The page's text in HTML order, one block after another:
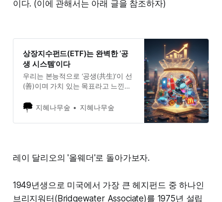
이다. (이에 관해서는 아래 글을 참조하자)
상장지수펀드(ETF)는 완벽한 ‘공
생 시스템’이다
우리는 본능적으로 ‘공생(共生)‘이 선
(善)이며 가치 있는 목표라고 느낀다.
성공적인 공생 시스템을 의도적으로
무엇보다 어려운 과제였다. 수많은
로 관리하지 못했기 때문이다. 특히
지혜나무숲 지혜나무숲
레이 달리오의 '올웨더'로 돌아가보자.
1949년생으로 미국에서 가장 큰 헤지펀드 중 하나인
브리지워터(Bridgewater Associate)를 1975년 설립